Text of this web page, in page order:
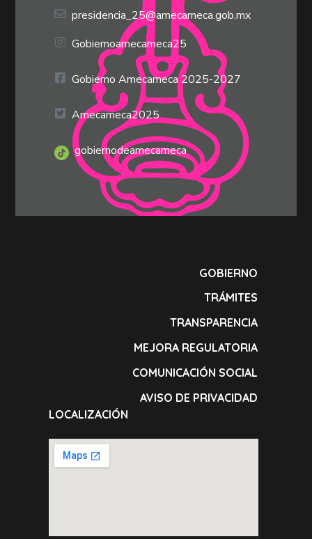
presidencia_25@amecameca.gob.mx
Gobiernoamecameca25
Gobierno Amecameca 2025-2027
Amecameca2025
gobiernodeamecameca
GOBIERNO
TRÁMITES
TRANSPARENCIA
MEJORA REGULATORIA
COMUNICACIÓN SOCIAL
AVISO DE PRIVACIDAD
LOCALIZACIÓN